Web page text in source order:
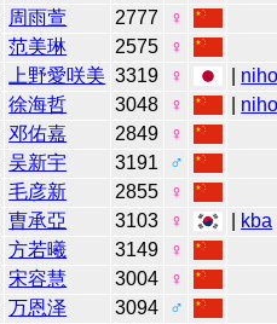
周雨萱 2777
♀
范美琳 2575
♀
上野愛咲美 3319 ♀
徐海哲 3048 ♀
邓佑嘉 2849
♀
吴新宇 3191
♂
毛彦新 2855
♀
曺承亞 3103 ♀ kba
方若曦 3149
♀
宋容慧 3004
♀
万恩泽 3094
♂